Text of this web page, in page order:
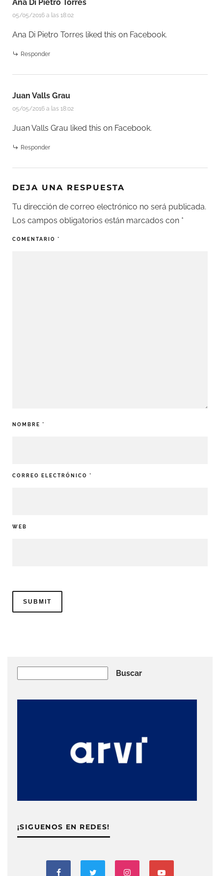
Ana Di Pietro Torres
05/05/2016 a las 18:02
Ana Di Pietro Torres liked this on Facebook.
Responder
Juan Valls Grau
05/05/2016 a las 18:02
Juan Valls Grau liked this on Facebook.
Responder
DEJA UNA RESPUESTA
Tu dirección de correo electrónico no será publicada.
Los campos obligatorios están marcados con *
COMENTARIO *
NOMBRE *
CORREO ELECTRÓNICO *
WEB
Buscar
¡SIGUENOS EN REDES!